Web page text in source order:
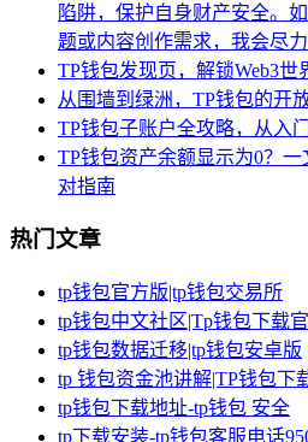
陷阱，保护自身财产安全。
题或内容创作需求，我会尽
TP钱包发现页，解锁Web3世
从围墙到绿洲，TP钱包的开
TP钱包子账户全攻略，从入
TP钱包资产余额显示为0？
对指南
热门文章
tp钱包官方版|tp钱包交易所
tp钱包中文社区|Tp钱包下载
tp钱包数据迁移|tp钱包安卓版
tp 钱包资金池讲解|TP钱包下
tp钱包下载地址-tp钱包 安全
tp下载安装-tp钱包客服电话